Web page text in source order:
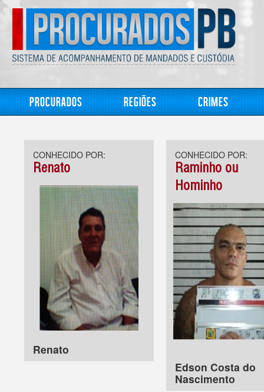
Procurados Regiões Crimes
CONHECIDO POR:
Renato
Renato
CONHECIDO POR:
Raminho ou
Hominho
Edson Costa do
Nascimento